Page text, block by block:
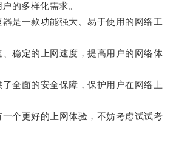
的多样化需求。
一款功能强大、易于使用的网络工
定的上网速度，提高用户的网络体
面的安全保障，保护用户在网络上
更好的上网体验，不妨考虑试试考